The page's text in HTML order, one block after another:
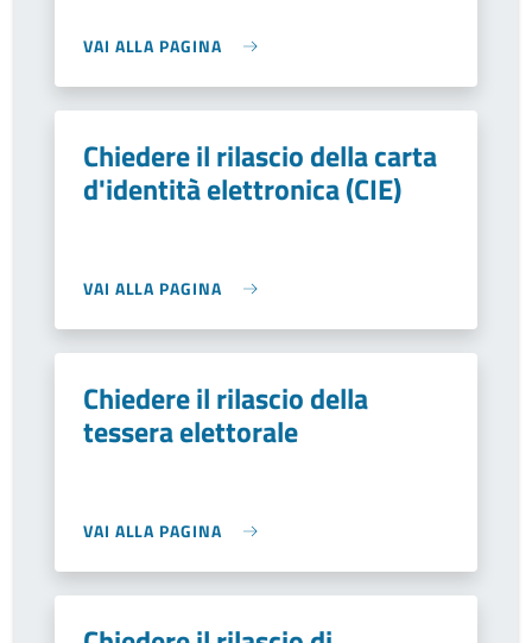
VAI ALLA PAGINA
Chiedere il rilascio della carta
d'identità elettronica (CIE)
VAI ALLA PAGINA
Chiedere il rilascio della
tessera elettorale
VAI ALLA PAGINA